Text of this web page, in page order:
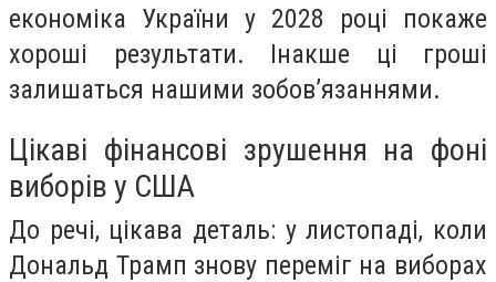
економіка України у 2028 році покаже
хороші результати. Інакше ці гроші
залишаться нашими зобов’язаннями.
Цікаві фінансові зрушення на фоні
виборів у США
До речі, цікава деталь: у листопаді, коли
Дональд Трамп знову переміг на виборах